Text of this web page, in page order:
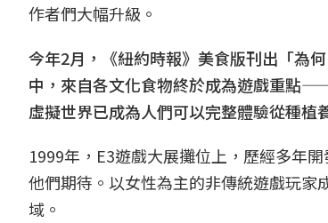
作者們大幅升級。
今年2月，《紐約時報》美食版刊出「為
中，來自各文化食物終於成為遊戲重點
虛擬世界已成為人們可以完整體驗從種植
1999年，E3遊戲大展攤位上，歷經多年
他們期待。以女性為主的非傳統遊戲玩家
域。